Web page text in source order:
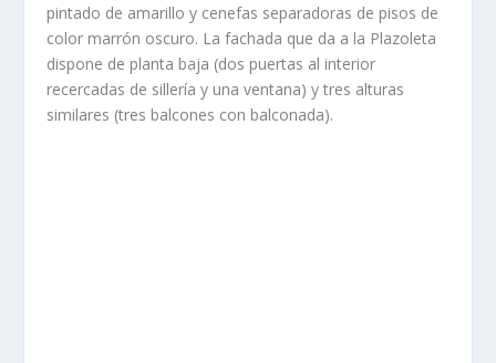
pintado de amarillo y cenefas separadoras de pisos de
color marrón oscuro. La fachada que da a la Plazoleta
dispone de planta baja (dos puertas al interior
recercadas de sillerí­a y una ventana) y tres alturas
similares (tres balcones con balconada).